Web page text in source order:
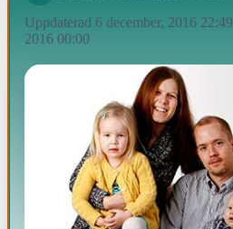
Uppdaterad 6 december, 2016 22:49
2016 00:00